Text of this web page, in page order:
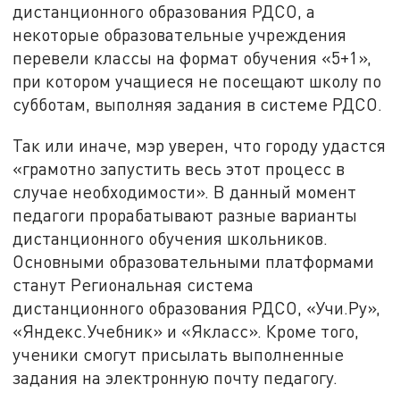
дистанционного образования РДСО, а
некоторые образовательные учреждения
перевели классы на формат обучения «5+1»,
при котором учащиеся не посещают школу по
субботам, выполняя задания в системе РДСО.
Так или иначе, мэр уверен, что городу удастся
«грамотно запустить весь этот процесс в
случае необходимости». В данный момент
педагоги прорабатывают разные варианты
дистанционного обучения школьников.
Основными образовательными платформами
станут Региональная система
дистанционного образования РДСО, «Учи.Ру»,
«Яндекс.Учебник» и «Якласс». Кроме того,
ученики смогут присылать выполненные
задания на электронную почту педагогу.